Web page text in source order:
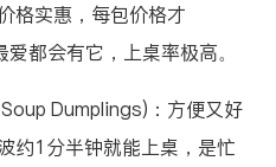
格实惠，每包价格才
都会有它，上桌率极高。
Dumplings) ：方便又好
约1分半钟就能上桌，是忙